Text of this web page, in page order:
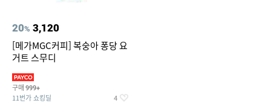
20% 3,120
[메가MGC커피] 복숭아 퐁당 요
거트 스무디
구매 999+
11번가 쇼킹딜 4